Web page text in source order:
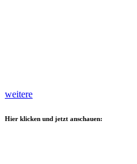
weitere
Hier klicken und jetzt anschauen: